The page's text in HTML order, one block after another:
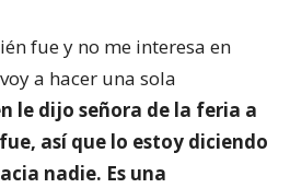
fue y no me interesa en
a hacer una sola
le dijo señora de la feria a
así que lo estoy diciendo
nadie. Es una